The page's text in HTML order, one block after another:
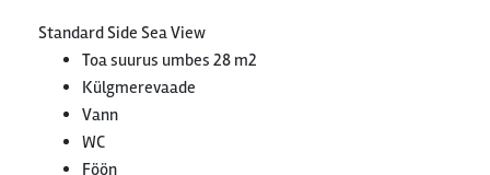
Standard Side Sea View
Toa suurus umbes 28 m2
Külgmerevaade
Vann
WC
Föön